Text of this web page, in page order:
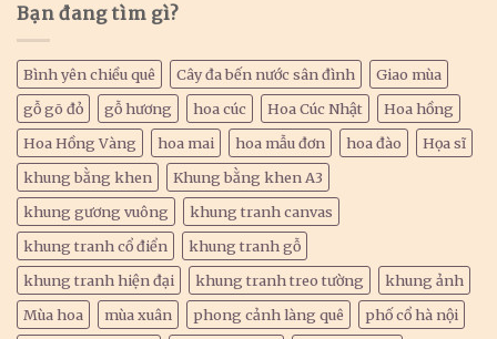
Bạn đang tìm gì?
Bình yên chiều quê Cây đa bến nước sân đình
Giao mùa
gỗ gõ đỏ
gỗ hương hoa cúc Hoa Cúc Nhật
Hoa hồng
Hoa Hồng Vàng
hoa mai hoa mẫu đơn hoa đào
Họa sĩ
khung bằng khen
Khung bằng khen A3
khung gương vuông
khung tranh canvas
khung tranh cổ điển
khung tranh gỗ
khung tranh hiện đại
khung tranh treo tường
khung ảnh
Mùa hoa
mùa xuân phong cảnh làng quê
phố cổ hà nội